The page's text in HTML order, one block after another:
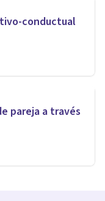
conductual
pareja a través